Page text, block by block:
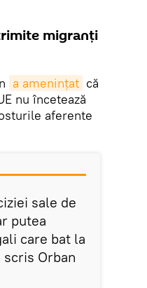
migranți
a amenințat că
nu încetează
aferente
sale de
putea
care bat la
Orban